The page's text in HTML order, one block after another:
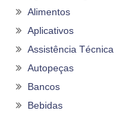
Alimentos
Aplicativos
Assistência Técnica
Autopeças
Bancos
Bebidas